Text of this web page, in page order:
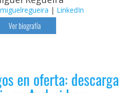
| LinkedIn
Ver biografía
en oferta: descarga